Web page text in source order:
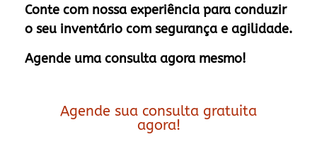
Conte com nossa experiência para conduzir
o seu inventário com segurança e agilidade.
Agende uma consulta agora mesmo!
Agende sua consulta gratuita
agora!